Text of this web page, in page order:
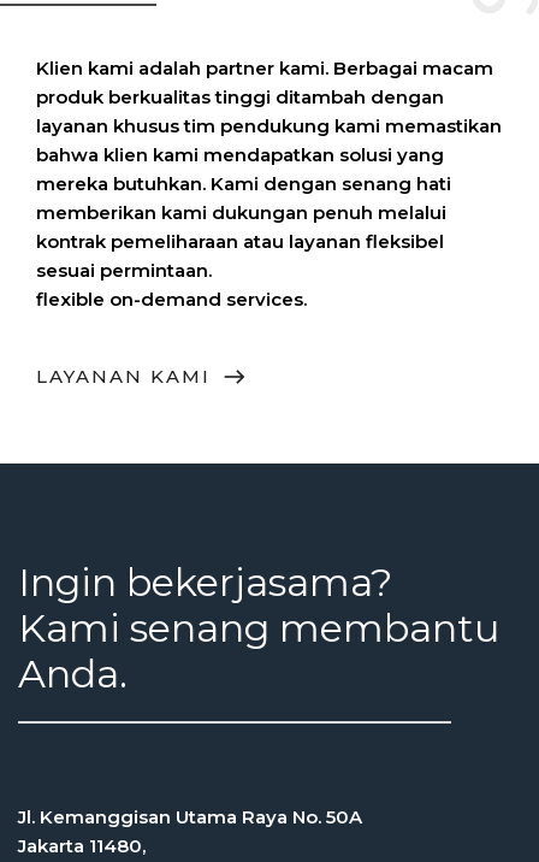
Klien kami adalah partner kami. Berbagai macam
produk berkualitas tinggi ditambah dengan
layanan khusus tim pendukung kami memastikan
bahwa klien kami mendapatkan solusi yang
mereka butuhkan. Kami dengan senang hati
memberikan kami dukungan penuh melalui
kontrak pemeliharaan atau layanan fleksibel
sesuai permintaan.
flexible on-demand services.
LAYANAN KAMI east
Ingin bekerjasama?
Kami senang membantu
Anda.
Jl. Kemanggisan Utama Raya No. 50A
Jakarta 11480,